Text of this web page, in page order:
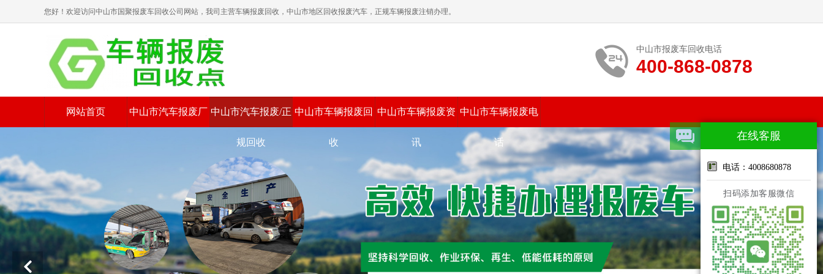
您好！欢迎访问中山市国聚报废车回收公司网站，我司主营车辆报废回收，中山市地区回收报废汽车，正规车辆报废注销办理。
中山市报废车回收电话
400-868-0878
网站首页 中山市汽车报废厂 中山市汽车报废/正
规回收
中山市车辆报废回
收
中山市车辆报废资
讯
中山市车辆报废电
话
在线客服
电话：4008680878
扫码添加客服微信